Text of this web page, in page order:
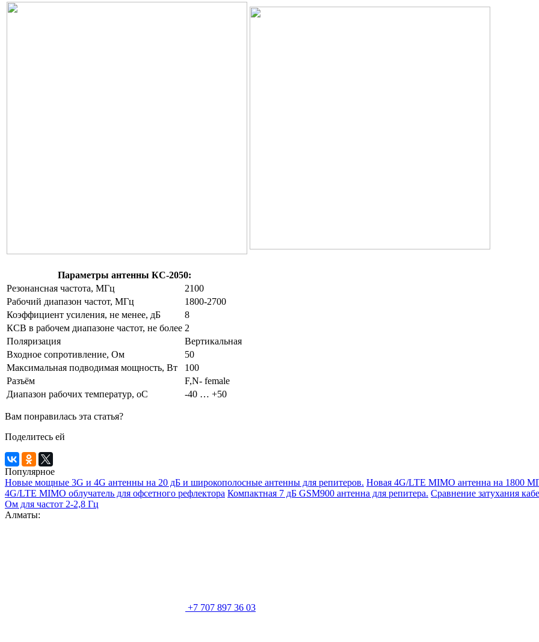
Параметры антенны КС-2050:
Резонансная частота, МГц
2100
Рабочий диапазон частот, МГц
1800-2700
Коэффициент усиления, не менее, дБ
8
КСВ в рабочем диапазоне частот, не более 2
Поляризация
Вертикальная
Входное сопротивление, Ом
50
Максимальная подводимая мощность, Вт
100
Разъём
F,N- female
Диапазон рабочих температур, оС
-40 … +50
Вам понравилась эта статья?
Поделитесь ей
Популярное
Новые мощные 3G и 4G антенны на 20 дБ и широкополосные антенны для репитеров. Новая 4G/LTE MIMO антенна на 1800
4G/LTE MIMO облучатель для офсетного рефлектора Компактная 7 дБ GSM900 антенна для репитера. Сравнение затухания
Ом для частот 2-2,8 Гц
Алматы:
+7 707 897 36 03